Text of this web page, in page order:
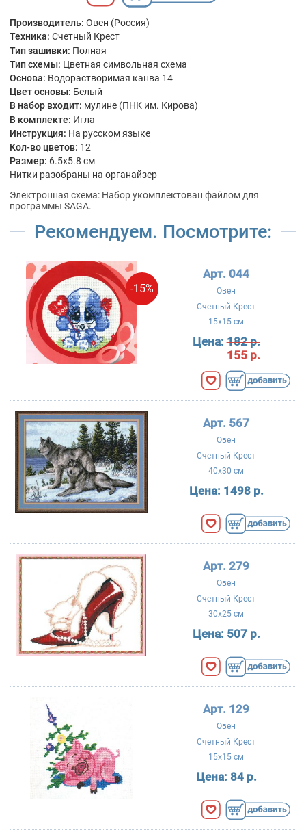
Производитель: Овен (Россия)
Техника: Счетный Крест
Тип зашивки: Полная
Тип схемы: Цветная символьная схема
Основа: Водорастворимая канва 14
Цвет основы: Белый
В набор входит: мулине (ПНК им. Кирова)
В комплекте: Игла
Инструкция: На русском языке
Кол-во цветов: 12
Размер: 6.5x5.8 см
Нитки разобраны на органайзер
Электронная схема: Набор укомплектован файлом для
программы SAGA.
Рекомендуем. Посмотрите:
-15%
Арт. 044
Овен
Счетный Крест
15x15 см
Цена:182 р.
155 р.
Арт. 567
Овен
Счетный Крест
40x30 см
Цена: 1498 р.
Арт. 279
Овен
Счетный Крест
30x25 см
Цена: 507 р.
Арт. 129
Овен
Счетный Крест
15x15 см
Цена: 84 р.